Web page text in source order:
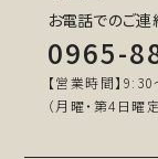
お電話でのご連
0965-
【営業時間】
（月曜・第4日曜